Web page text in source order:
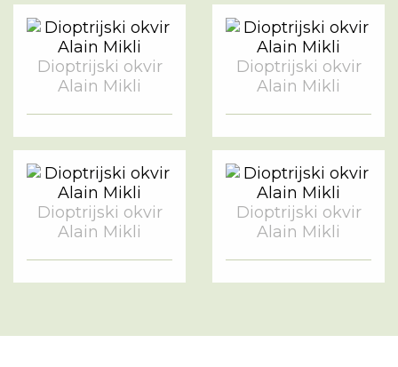
Dioptrijski okvir
Alain Mikli
Dioptrijski okvir
Alain Mikli
Dioptrijski okvir
Alain Mikli
Dioptrijski okvir
Alain Mikli